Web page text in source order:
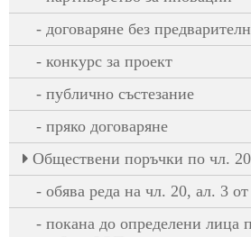
договаряне без
конкурс за проект
публично състезание
пряко договаряне
Oбществени поръчки по чл.
обява реда на чл. 20, ал. 3
покана до определени лица